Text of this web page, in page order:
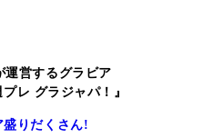
運営するグラビア
レ グラジャパ！』
盛りだくさん!